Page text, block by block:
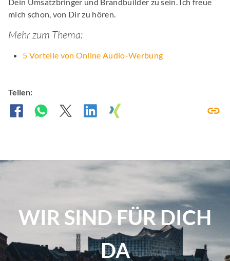
mich schon, von Dir zu hören.
Mehr zum Thema:
5 Vorteile von Online Audio-Werbung
Teilen:
WIR SIND FÜR DICH
DA